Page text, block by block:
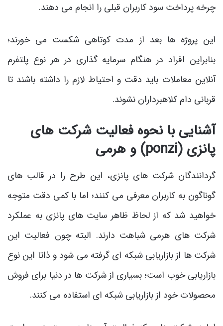
چرخه پرداخت سود کاربران قبلی را انجام می دهند.
این پروژه ها بعد از مدت کوتاهی شکست می خورند؛
بنابراین افراد در هنگام سرمایه گذاری در هر نوع پلتفرم
آنلاین معاملات باید دقت و احتیاط لازم را داشته باشند تا
قربانی دام کلاهبرداران نشوند.
آشنایی با نحوه فعالیت شرکت های
پانزی (ponzi) و هرمی
گردانندگان شرکت های پانزی، این طرح را در قالب های
گوناگون به کاربران معرفی می کنند؛ اما با کمی دقت متوجه
خواهید شد که از لحاظ ظاهر سایت های پانزی به عملکرد
شرکت های هرمی شباهت دارند. البته چون فعالیت این
شرکت ها از بازاریابی شبکه ای گرفته می شود و ذاتا این نوع
بازاریابی خوب است؛ بسیاری از شرکت ها در دنیا برای فروش
محصولات خود از بازاریابی شبکه ای استفاده می کنند.